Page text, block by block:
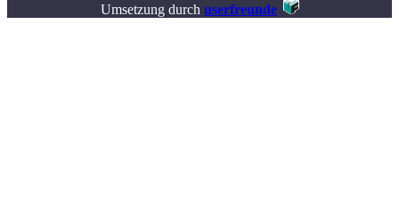
Umsetzung durch userfreunde